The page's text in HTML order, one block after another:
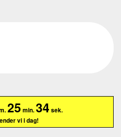
25 min.33 sek.
vi i dag!